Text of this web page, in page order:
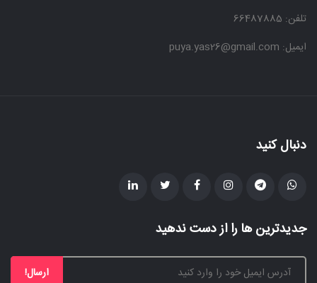
تلفن: 66487885
ایمیل: puya.yas26@gmail.com
دنبال کنید
جدیدترین ها را از دست ندهید
ارسال!